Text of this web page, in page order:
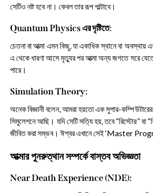
সেটিও নষ্ট হবে না। কেবল তার রূপ পাল্টাবে।
Quantum Physics এর দৃষ্টিতে:
চেতনা বা আত্মা এমন কিছু, যা একাধিক স্থানে বা অবস্থায়
এ থেকে ধারণা আসে মৃত্যুর পর আত্মা অন্য জগতে সরে
পারে।
Simulation Theory:
অনেক বিজ্ঞানী বলেন, আমরা হয়তো এক সুপার-
সিমুলেশনে আছি। যদি সেটি সত্যি হয়, তবে “রিস্টোর” বা
জীবিত করা সম্ভব। ঈশ্বর এখানে সেই ‘Master
আত্মার পুনরুত্থান সম্পর্কে বাস্তব অভিজ্ঞতা
Near Death Experience (NDE):